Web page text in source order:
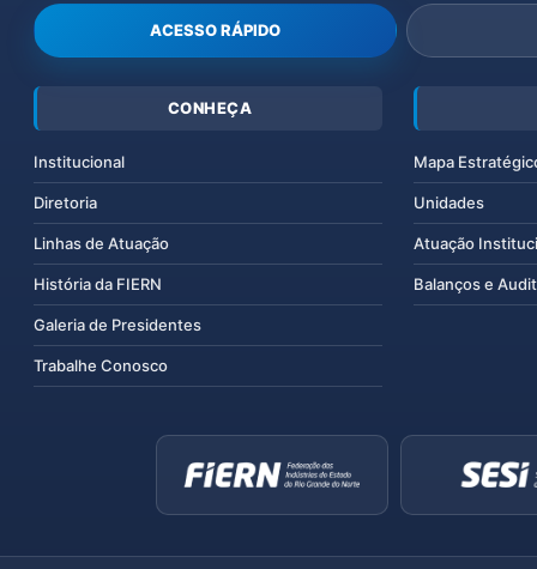
ACESSO RÁPIDO
CONHEÇA
Institucional
Diretoria
Linhas de Atuação
História da FIERN
Galeria de Presidentes
Trabalhe Conosco
Mapa
Unidades
Atuação
Balanços e